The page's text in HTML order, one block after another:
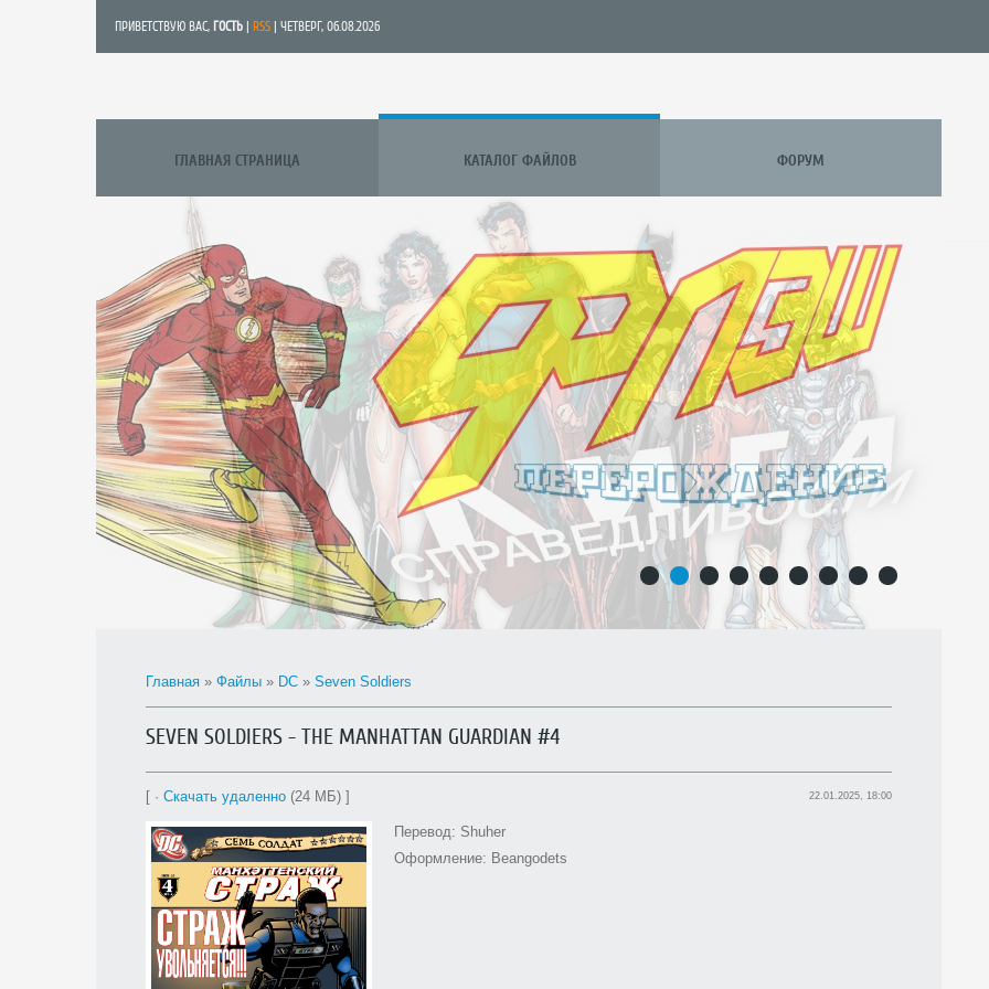
ПРИВЕТСТВУЮ ВАС, ГОСТЬ RSS | ЧЕТВЕРГ, 06.08.2026
ГЛАВНАЯ СТРАНИЦА КАТАЛОГ ФАЙЛОВ ФОРУМ
1
2 4 6 7
Главная » Файлы » DC » Seven Soldiers
SEVEN SOLDIERS - THE MANHATTAN GUARDIAN #4
[ · Скачать удаленно (24 МБ) ] 22.01.2025, 18:00
Перевод: Shuher
Оформление: Beangodets